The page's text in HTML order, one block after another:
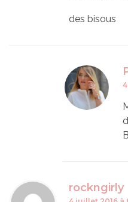
des bisous
rockngirly